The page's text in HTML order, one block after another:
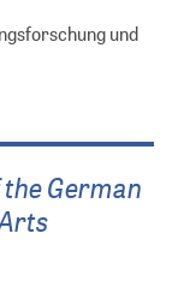
und
German